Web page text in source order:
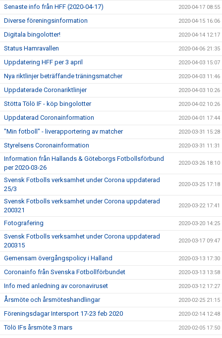
Senaste info från HFF (2020-04-17) 2020-04-17 08:55
Diverse föreningsinformation 2020-04-15 16:06
Digitala bingolotter! 2020-04-14 12:17
Status Hamravallen 2020-04-06 21:35
Uppdatering HFF per 3 april 2020-04-03 15:07
Nya riktlinjer beträffande träningsmatcher 2020-04-03 11:46
Uppdaterade Coronariktlinjer 2020-04-03 10:26
Stötta Tölö IF - köp bingolotter 2020-04-02 10:26
Uppdaterad Coronainformation 2020-04-01 17:44
"Min fotboll" - liverapportering av matcher 2020-03-31 15:28
Styrelsens Coronainformation 2020-03-31 11:31
Information från Hallands & Göteborgs Fotbollsförbund
per 2020-03-26
2020-03-26 18:10
Svensk Fotbolls verksamhet under Corona uppdaterad
25/3
2020-03-25 17:18
Svensk Fotbolls verksamhet under Corona uppdaterad
200321
2020-03-22 17:41
Fotografering 2020-03-20 14:25
Svensk Fotbolls verksamhet under Corona uppdaterad
200315
2020-03-17 09:47
Gemensam övergångspolicy i Halland 2020-03-13 17:30
Coronainfo från Svenska Fotbollförbundet 2020-03-13 13:58
Info med anledning av coronaviruset 2020-03-12 17:27
Årsmöte och årsmöteshandlingar 2020-02-25 21:15
Föreningsdagar Intersport 17-23 feb 2020 2020-02-14 12:48
Tölö IFs årsmöte 3 mars 2020-02-05 17:50